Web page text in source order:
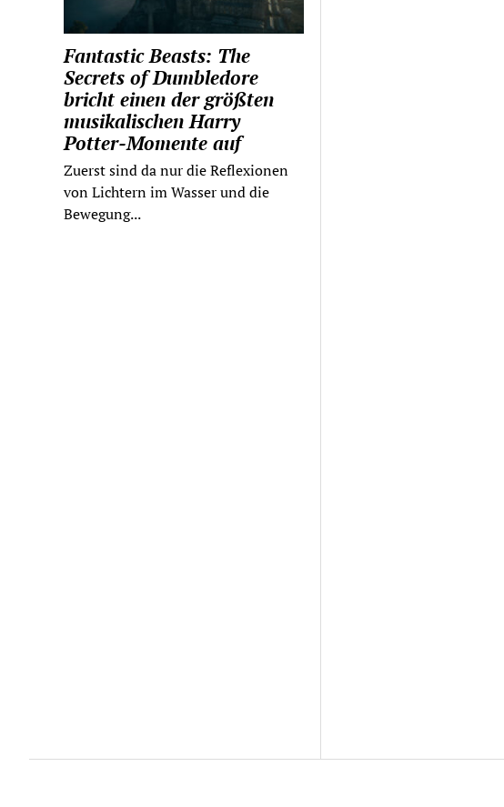
Fantastic Beasts: The
Secrets of Dumbledore
bricht einen der größten
musikalischen Harry
Potter-Momente auf
Zuerst sind da nur die Reflexionen
von Lichtern im Wasser und die
Bewegung...